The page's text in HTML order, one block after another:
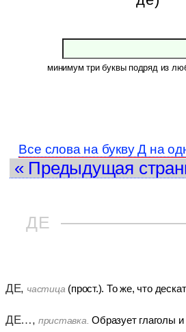
минимум три буквы подряд из
Все слова на букву Д на
« Предыдущая
ДЕ
ДЕ, частица (прост.). То же, что
ДЕ…, приставка. Образует глаголы